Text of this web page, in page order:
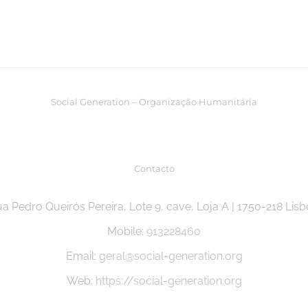
Social Generation – Organização Humanitária
Contacto
Pedro Queirós Pereira, Lote 9, cave, Loja A | 1750-218
Mobile: 913228460
Email: geral@social-generation.org
Web: https://social-generation.org